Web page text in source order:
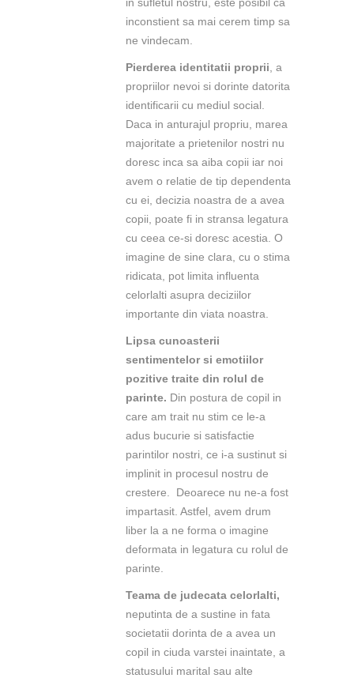
inconstient sa mai cerem timp sa
ne vindecam.
Pierderea identitatii proprii , a
propriilor nevoi si dorinte datorita
identificarii cu mediul social.
Daca in anturajul propriu, marea
majoritate a prietenilor nostri nu
doresc inca sa aiba copii iar noi
avem o relatie de tip dependenta
cu ei, decizia noastra de a avea
copii, poate fi in stransa legatura
cu ceea ce-si doresc acestia. O
imagine de sine clara, cu o stima
ridicata, pot limita influenta
celorlalti asupra deciziilor
importante din viata noastra.
Lipsa cunoasterii
sentimentelor si emotiilor
pozitive traite din rolul de
parinte. Din postura de copil in
care am trait nu stim ce le-a
adus bucurie si satisfactie
parintilor nostri, ce i-a sustinut si
implinit in procesul nostru de
crestere. Deoarece nu ne-a fost
impartasit. Astfel, avem drum
liber la a ne forma o imagine
deformata in legatura cu rolul de
parinte.
Teama de judecata celorlalti,
neputinta de a sustine in fata
societatii dorinta de a avea un
copil in ciuda varstei inaintate, a
statusului marital sau alte